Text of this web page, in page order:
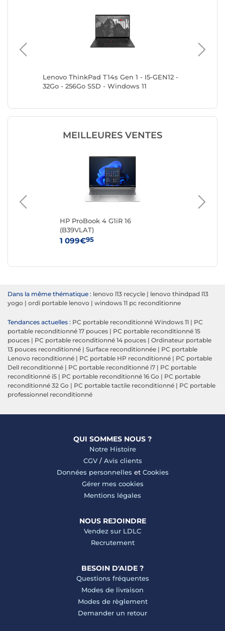
Lenovo ThinkPad T14s Gen 1 - I5-GEN12 -
32Go - 256Go SSD - Windows 11
MEILLEURES VENTES
HP ProBook 4 G1iR 16
(B39VLAT)
1 099€95
Dans la même thématique : lenovo l13 recycle | lenovo thindpad l13
yogo | ordi portable lenovo | windows 11 pc reconditionne
Tendances actuelles : PC portable reconditionné Windows 11 | PC
portable reconditionné 17 pouces | PC portable reconditionné 15
pouces | PC portable reconditionné 14 pouces | Ordinateur portable
13 pouces reconditionné | Surface reconditionnée | PC portable
Lenovo reconditionné | PC portable HP reconditionné | PC portable
Dell reconditionné | PC portable reconditionné i7 | PC portable
reconditionné i5 | PC portable reconditionné 16 Go | PC portable
reconditionné 32 Go | PC portable tactile reconditionné | PC portable
professionnel reconditionné
QUI SOMMES NOUS ?
Notre Histoire
CGV/ Avis clients
Données personnelles et Cookies
Gérer mes cookies
Mentions légales
NOUS REJOINDRE
Vendez sur LDLC
Recrutement
BESOIN D'AIDE ?
Questions fréquentes
Modes de livraison
Modes de règlement
Demander un retour